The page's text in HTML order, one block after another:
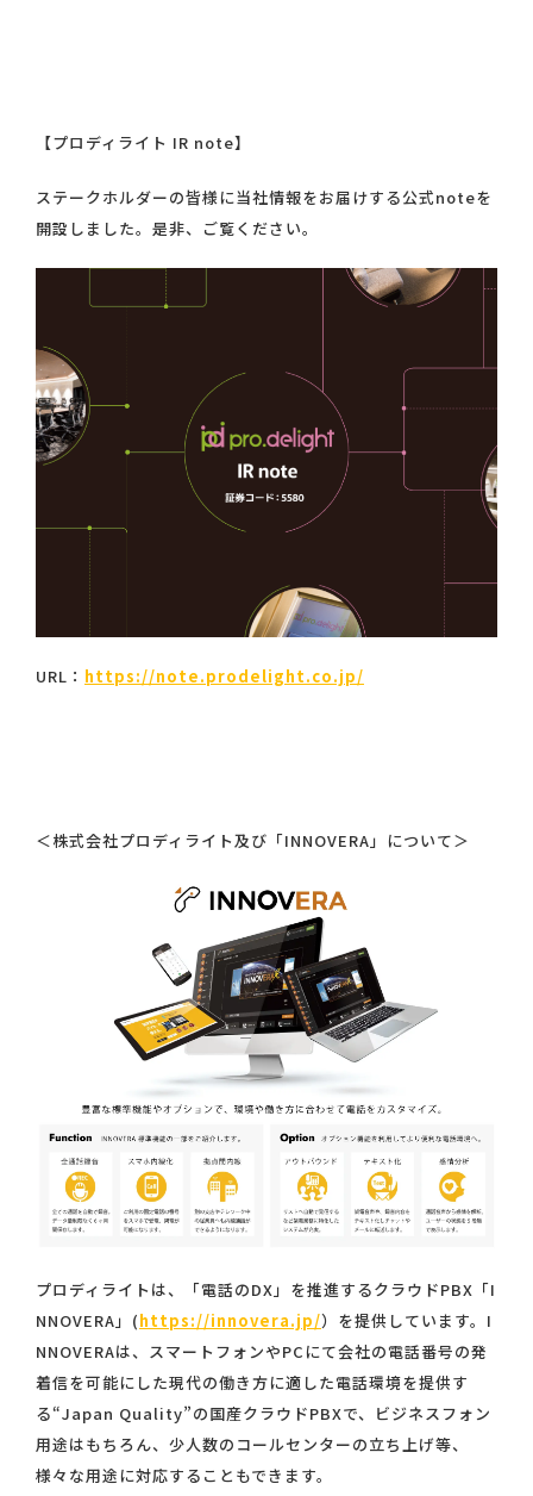
【プロディライト IR note】
ステークホルダーの皆様に当社情報をお届けする公式noteを
開設しました。是非、ご覧ください。
URL： https://note.prodelight.co.jp/
＜株式会社プロディライト及び「INNOVERA」について＞
プロディライトは、「電話のDX」を推進するクラウドPBX「I
NNOVERA」(https://innovera.jp/）を提供しています。I
NNOVERAは、スマートフォンやPCにて会社の電話番号の発
着信を可能にした現代の働き方に適した電話環境を提供す
る“Japan Quality”の国産クラウドPBXで、ビジネスフォン
用途はもちろん、少人数のコールセンターの立ち上げ等、
様々な用途に対応することもできます。